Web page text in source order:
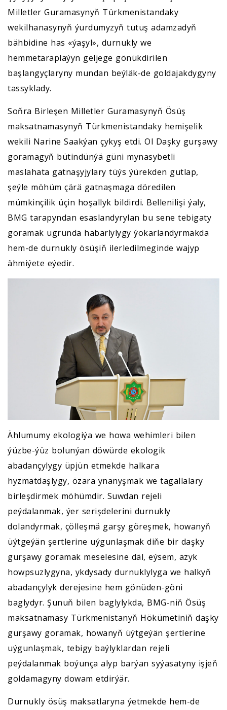
Milletler Guramasynyň Türkmenistandaky
wekilhanasynyň ýurdumyzyň tutuş adamzadyň
bähbidine has «ýaşyl», durnukly we
hemmetaraplaýyn geljege gönükdirilen
başlangyçlaryny mundan beýläk-de goldajakdygyny
tassyklady.
Soňra Birleşen Milletler Guramasynyň Ösüş
maksatnamasynyň Türkmenistandaky hemişelik
wekili Narine Saakýan çykyş etdi. Ol Daşky gurşawy
goramagyň bütindünýä güni mynasybetli
maslahata gatnaşyjylary tüýs ýürekden gutlap,
şeýle möhüm çärä gatnaşmaga döredilen
mümkinçilik üçin hoşallyk bildirdi. Bellenilişi ýaly,
BMG tarapyndan esaslandyrylan bu sene tebigaty
goramak ugrunda habarlylygy ýokarlandyrmakda
hem-de durnukly ösüşiň ilerledilmeginde wajyp
ähmiýete eýedir.
Ählumumy ekologiýa we howa wehimleri bilen
ýüzbe-ýüz bolunýan döwürde ekologik
abadançylygy üpjün etmekde halkara
hyzmatdaşlygy, özara ynanyşmak we tagallalary
birleşdirmek möhümdir. Suwdan rejeli
peýdalanmak, ýer serişdelerini durnukly
dolandyrmak, çölleşmä garşy göreşmek, howanyň
üýtgeýän şertlerine uýgunlaşmak diňe bir daşky
gurşawy goramak meselesine däl, eýsem, azyk
howpsuzlygyna, ykdysady durnuklylyga we halkyň
abadançylyk derejesine hem gönüden-göni
baglydyr. Şunuň bilen baglylykda, BMG-niň Ösüş
maksatnamasy Türkmenistanyň Hökümetiniň daşky
gurşawy goramak, howanyň üýtgeýän şertlerine
uýgunlaşmak, tebigy baýlyklardan rejeli
peýdalanmak boýunça alyp barýan syýasatyny işjeň
goldamagyny dowam etdirýär.
Durnukly ösüş maksatlaryna ýetmekde hem-de